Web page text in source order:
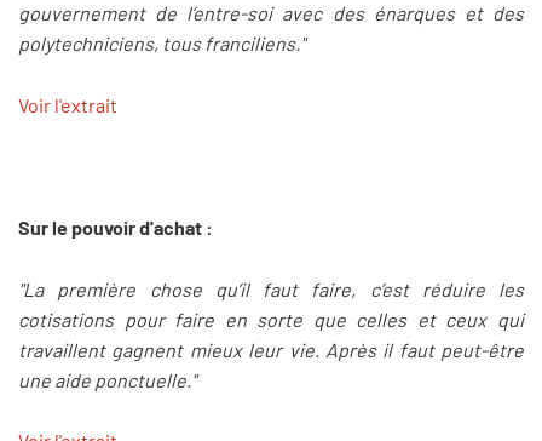
gouvernement de l’entre-soi avec des énarques et des
polytechniciens, tous franciliens."
Voir l'extrait
Sur le pouvoir d'achat :
"La première chose qu’il faut faire, c’est réduire les
cotisations pour faire en sorte que celles et ceux qui
travaillent gagnent mieux leur vie. Après il faut peut-être
une aide ponctuelle."